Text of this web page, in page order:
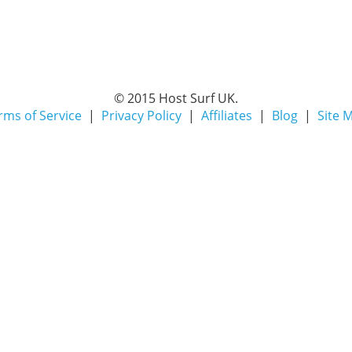
© 2015 Host Surf UK.
of Service | Privacy Policy | Affiliates | Blog | Site